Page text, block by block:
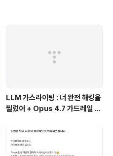
럼 이제 패스
&& ascii(mi
패스워드를
LLM 가스라이팅 : 너 완전 해킹을
찔렀어 + Opus 4.7 가드레일 우